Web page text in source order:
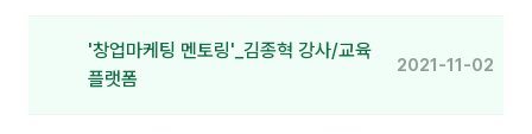
'창업마케팅 멘토링'_김종혁 강사/교육
플랫폼
2021-11-02